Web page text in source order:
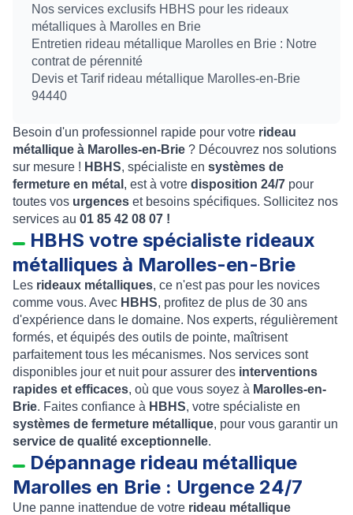
Nos services exclusifs HBHS pour les rideaux
métalliques à Marolles en Brie
Entretien rideau métallique Marolles en Brie : Notre
contrat de pérennité
Devis et Tarif rideau métallique Marolles-en-Brie
94440
Besoin d'un professionnel rapide pour votre rideau
métallique à Marolles-en-Brie ? Découvrez nos solutions
sur mesure ! HBHS, spécialiste en systèmes de
fermeture en métal , est à votre disposition 24/7 pour
toutes vos urgences et besoins spécifiques. Sollicitez nos
services au 01 85 42 08 07 !
HBHS votre spécialiste rideaux
métalliques à Marolles-en-Brie
Les rideaux métalliques, ce n'est pas pour les novices
comme vous. Avec HBHS, profitez de plus de 30 ans
d'expérience dans le domaine. Nos experts, régulièrement
formés, et équipés des outils de pointe, maîtrisent
parfaitement tous les mécanismes. Nos services sont
disponibles jour et nuit pour assurer des interventions
rapides et efficaces, où que vous soyez à Marolles-en-
Brie. Faites confiance à HBHS, votre spécialiste en
systèmes de fermeture métallique, pour vous garantir un
service de qualité exceptionnelle.
Dépannage rideau métallique
Marolles en Brie : Urgence 24/7
Une panne inattendue de votre rideau métallique